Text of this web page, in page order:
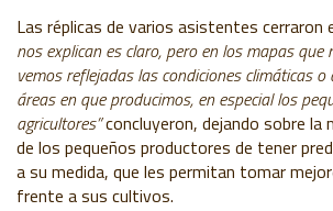
Las réplicas de varios asistentes cerraron
nos explican es claro, pero en los mapas
vemos reflejadas las condiciones climáticas o
áreas en que producimos, en especial los
agricultores”concluyeron, dejando sobre la
de los pequeños productores de tener
a su medida, que les permitan tomar
frente a sus cultivos.